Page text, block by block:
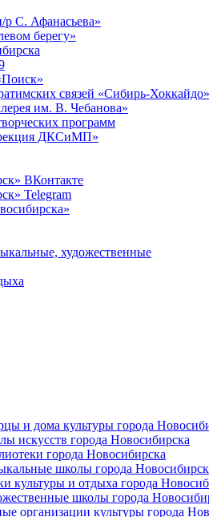
С. Афанасьева»
берегу»
связей «Сибирь-Хоккайдо»
им. В. Чебанова»
программ
ДКСиМП»
ВКонтакте
Telegram
художественные
и дома культуры города
искусств города Новосибирска
города Новосибирска
школы города
культуры и отдыха города
школы города
организации культуры города